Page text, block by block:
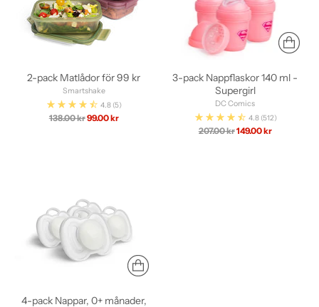
2-pack Matlådor för 99 kr
Smartshake
4.8 (5)
Ordinarie
138.00 kr99.00 kr
3-pack Nappflaskor 140 ml -
Supergirl
DC Comics
4.8 (512)
Ordinarie
207.00 kr149.00 kr
4-pack Nappar, 0+ månader,